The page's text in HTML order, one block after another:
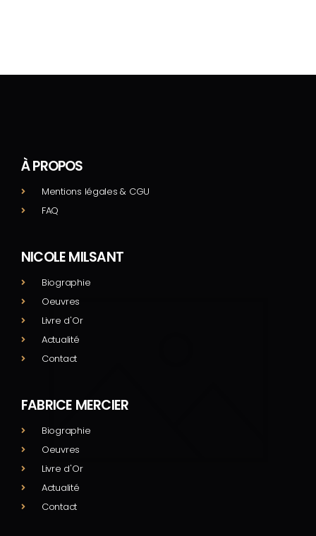
À PROPOS
Mentions légales & CGU
FAQ
NICOLE MILSANT
Biographie
Oeuvres
Livre d'Or
Actualité
Contact
FABRICE MERCIER
Biographie
Oeuvres
Livre d'Or
Actualité
Contact